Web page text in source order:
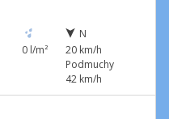
0 l/m²
N
20 km/h
Podmuchy
42 km/h